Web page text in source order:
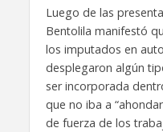
Luego de las
Bentolila manifestó
los imputados en
desplegaron algún
ser incorporada
que no iba a
de fuerza de los